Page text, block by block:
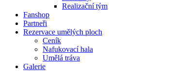
Realizační tým
Fanshop
Partneři
Rezervace umělých ploch
Ceník
Nafukovací hala
Umělá tráva
Galerie